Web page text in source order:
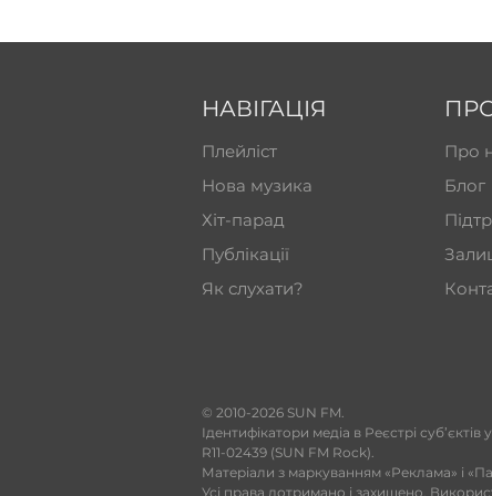
НАВІГАЦІЯ
Плейліст
Нова музика
Хіт-парад
Публікації
Як слухати?
Про
Блог
​© 2010-2026 SUN FM.
Ідентифікатори медіа в Реєстрі суб’єктів
R11-02439 (SUN FM Rock).
Матеріали з маркуванням «Реклама» і
Усі права дотримано і захищено.